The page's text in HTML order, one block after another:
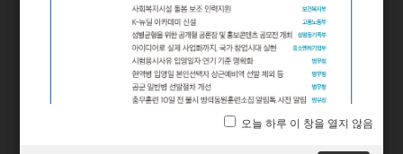
2025년 하반기부터 달라지는
시기별정책